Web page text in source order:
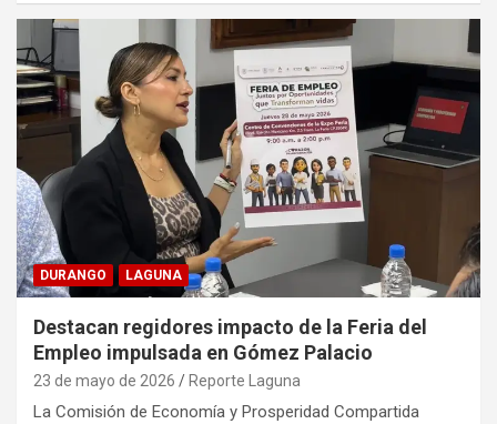
DURANGO LAGUNA
Destacan regidores impacto de la Feria del
Empleo impulsada en Gómez Palacio
23 de mayo de 2026 Reporte Laguna
La Comisión de Economía y Prosperidad Compartida